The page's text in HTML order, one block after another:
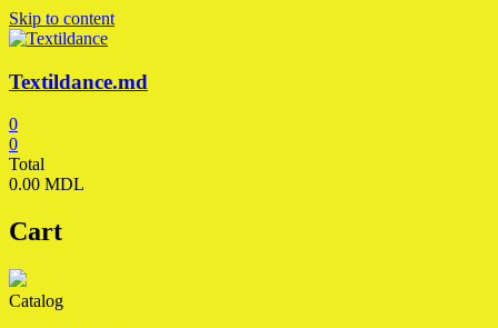
Skip to content
Textildance.md
0
0
Total
0.00 MDL
Cart
Catalog